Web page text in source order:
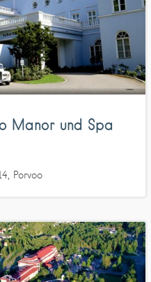
Manor und Spa
Porvoo